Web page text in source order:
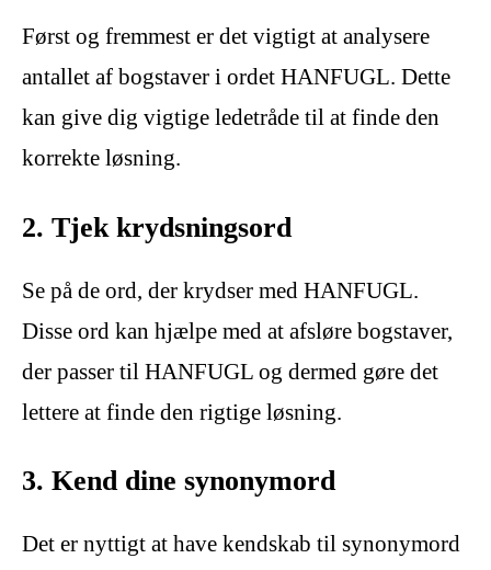
Først og fremmest er det vigtigt at analysere
antallet af bogstaver i ordet HANFUGL. Dette
kan give dig vigtige ledetråde til at finde den
korrekte løsning.
2. Tjek krydsningsord
Se på de ord, der krydser med HANFUGL.
Disse ord kan hjælpe med at afsløre bogstaver,
der passer til HANFUGL og dermed gøre det
lettere at finde den rigtige løsning.
3. Kend dine synonymord
Det er nyttigt at have kendskab til synonymord